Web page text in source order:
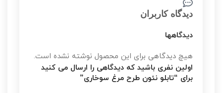
دیدگاه کاربران
دیدگاهها
هیچ دیدگاهی برای این محصول نوشته نشده است.
اولین نفری باشید که دیدگاهی را ارسال می کنید
برای “تابلو نئون طرح مرغ سوخاری”